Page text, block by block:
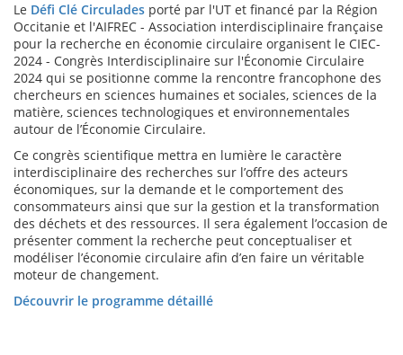
Le Défi Clé Circulades porté par l'UT et financé par la Région
Occitanie et l'AIFREC - Association interdisciplinaire française
pour la recherche en économie circulaire organisent le CIEC-
2024 - Congrès Interdisciplinaire sur l'Économie Circulaire
2024 qui se positionne comme la rencontre francophone des
chercheurs en sciences humaines et sociales, sciences de la
matière, sciences technologiques et environnementales
autour de l’Économie Circulaire.
Ce congrès scientifique mettra en lumière le caractère
interdisciplinaire des recherches sur l’offre des acteurs
économiques, sur la demande et le comportement des
consommateurs ainsi que sur la gestion et la transformation
des déchets et des ressources. Il sera également l’occasion de
présenter comment la recherche peut conceptualiser et
modéliser l’économie circulaire afin d’en faire un véritable
moteur de changement.
Découvrir le programme détaillé